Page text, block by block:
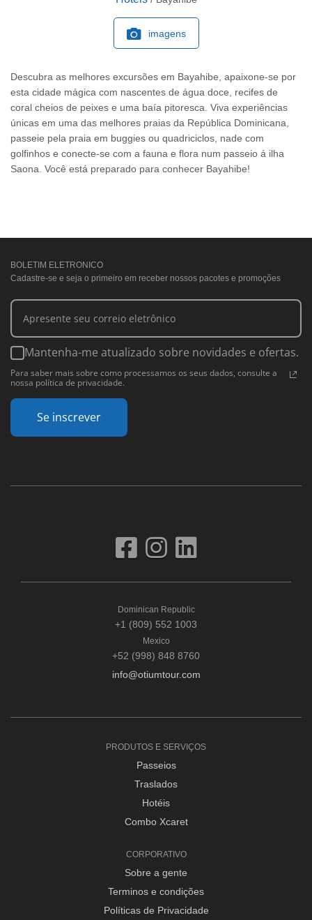
imagens
Descubra as melhores excursões em Bayahibe, apaixone-se por
esta cidade mágica com nascentes de água doce, recifes de
coral cheios de peixes e uma baía pitoresca. Viva experiências
únicas em uma das melhores praias da República Dominicana,
passeie pela praia em buggies ou quadriciclos, nade com
golfinhos e conecte-se com a fauna e flora num passeio á ilha
Saona. Você está preparado para conhecer Bayahibe!
BOLETIM ELETRONICO
Cadastre-se e seja o primeiro em receber nossos pacotes e promoções
Mantenha-me atualizado sobre novidades e ofertas.
Para saber mais sobre como processamos os seus dados, consulte a
nossa política de privacidade.
Se inscrever
Dominican Republic
+1 (809) 552 1003
Mexico
+52 (998) 848 8760
info@otiumtour.com
PRODUTOS E SERVIÇOS
Passeios
Traslados
Hotéis
Combo Xcaret
CORPORATIVO
Sobre a gente
Terminos e condições
Políticas de Privacidade